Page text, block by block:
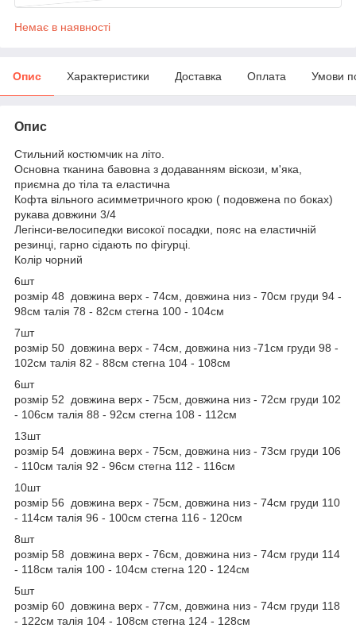
Немає в наявності
Опис Характеристики Доставка Оплата Умови
Опис
Стильний костюмчик на літо.
Основна тканина бавовна з додаванням віскози, м'яка,
приємна до тіла та еластична
Кофта вільного асимметричного крою ( подовжена по боках)
рукава довжини 3/4
Легінси-велосипедки високої посадки, пояс на еластичній
резинці, гарно сідають по фігурці.
Колір чорний
6шт
розмір 48 довжина верх - 74см, довжина низ - 70см груди 94 -
98см талія 78 - 82см стегна 100 - 104см
7шт
розмір 50 довжина верх - 74см, довжина низ -71см груди 98 -
102см талія 82 - 88см стегна 104 - 108см
6шт
розмір 52 довжина верх - 75см, довжина низ - 72см груди 102
- 106см талія 88 - 92см стегна 108 - 112см
13шт
розмір 54 довжина верх - 75см, довжина низ - 73см груди 106
- 110см талія 92 - 96см стегна 112 - 116см
10шт
розмір 56 довжина верх - 75см, довжина низ - 74см груди 110
- 114см талія 96 - 100см стегна 116 - 120см
8шт
розмір 58 довжина верх - 76см, довжина низ - 74см груди 114
- 118см талія 100 - 104см стегна 120 - 124см
5шт
розмір 60 довжина верх - 77см, довжина низ - 74см груди 118
- 122см талія 104 - 108см стегна 124 - 128см